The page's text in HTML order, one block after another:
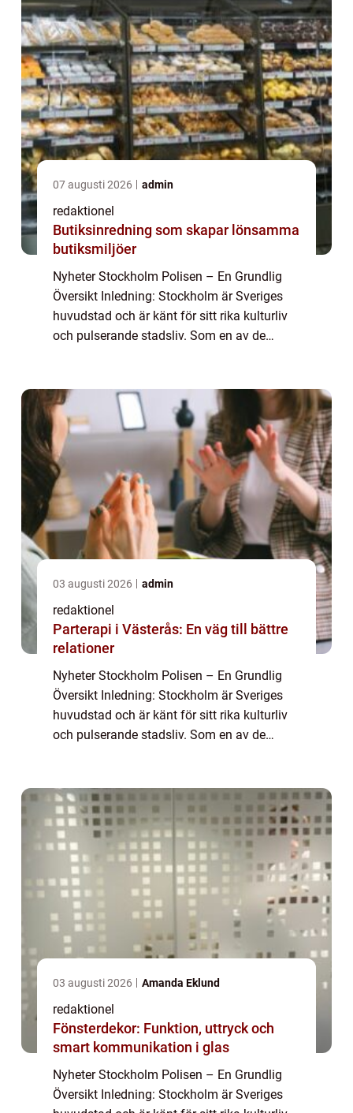
07 augusti 2026 admin
redaktionel
Butiksinredning som skapar lönsamma
butiksmiljöer
Nyheter Stockholm Polisen – En Grundlig
Översikt Inledning: Stockholm är Sveriges
huvudstad och är känt för sitt rika kulturliv
och pulserande stadsliv. Som en av de
03 augusti 2026 admin
redaktionel
Parterapi i Västerås: En väg till bättre
relationer
Nyheter Stockholm Polisen – En Grundlig
Översikt Inledning: Stockholm är Sveriges
huvudstad och är känt för sitt rika kulturliv
och pulserande stadsliv. Som en av de
03 augusti 2026 Amanda Eklund
redaktionel
Fönsterdekor: Funktion, uttryck och
smart kommunikation i glas
Nyheter Stockholm Polisen – En Grundlig
Översikt Inledning: Stockholm är Sveriges